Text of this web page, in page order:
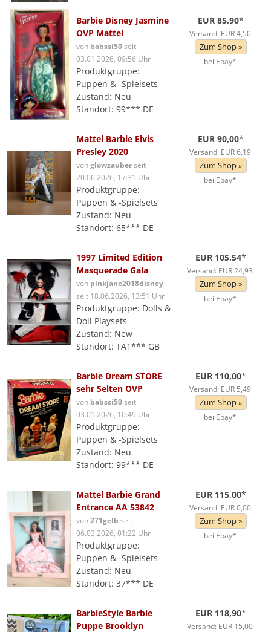
Barbie Disney Jasmine
OVP Mattel
von babssi50seit
03.01.2026, 09:56 Uhr
Produktgruppe:
Puppen & -Spielsets
Zustand: Neu
Standort: 99*** DE
EUR 85,90*
Versand: EUR 4,50
Zum Shop »
bei Ebay*
Mattel Barbie Elvis
Presley 2020
vonglowzauberseit
20.06.2026, 17:31 Uhr
Produktgruppe:
Puppen & -Spielsets
Zustand: Neu
Standort: 65*** DE
EUR 90,00*
Versand: EUR 6,19
Zum Shop »
bei Ebay*
1997 Limited Edition
Masquerade Gala
von pinkjane2018disney
seit 18.06.2026, 13:51 Uhr
Produktgruppe: Dolls &
Doll Playsets
Zustand: New
Standort: TA1*** GB
EUR 105,54*
Versand: EUR 24,93
Zum Shop »
bei Ebay*
Barbie Dream STORE
sehr Selten OVP
von babssi50seit
03.01.2026, 10:49 Uhr
Produktgruppe:
Puppen & -Spielsets
Zustand: Neu
Standort: 99*** DE
EUR 110,00*
Versand: EUR 5,49
Zum Shop »
bei Ebay*
Mattel Barbie Grand
Entrance AA 53842
von271gelb seit
06.03.2026, 01:22 Uhr
Produktgruppe:
Puppen & -Spielsets
Zustand: Neu
Standort: 37*** DE
EUR 115,00*
Versand: EUR 0,00
Zum Shop »
bei Ebay*
BarbieStyle Barbie
Puppe Brooklyn
EUR 118,90*
Versand: EUR 15,00